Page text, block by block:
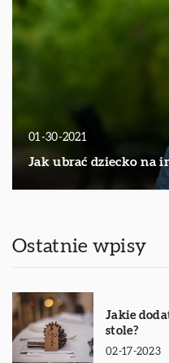
01-30-2021
Jak ubrać dziecko na
Ostatnie wpisy
Jakie
stole?
02-17-2023